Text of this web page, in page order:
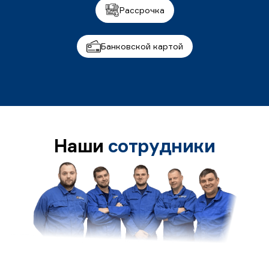
Рассрочка
Банковской картой
Наши сотрудники